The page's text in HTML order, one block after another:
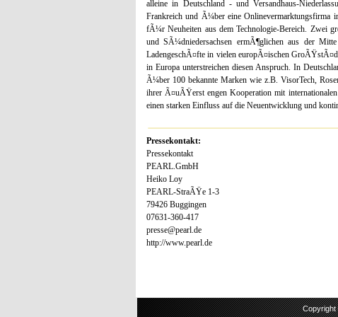
alleine in Deutschland - und Versandhaus-
Frankreich und Ã¼ber eine Onlinevermarktungsfirma
fÃ¼r Neuheiten aus dem Technologie-Bereich. Zwei
und SÃ¼dniedersachsen ermÃ¶glichen aus der
LadengeschÃ¤fte in vielen europÃ¤ischen
in Europa unterstreichen diesen Anspruch. In
Ã¼ber 100 bekannte Marken wie z.B. VisorTech,
ihrer Ã¤uÃŸerst engen Kooperation mit
einen starken Einfluss auf die Neuentwicklung und
Pressekontakt:
Pressekontakt
PEARL.GmbH
Heiko Loy
PEARL-StraÃŸe 1-3
79426 Buggingen
07631-360-417
presse@pearl.de
http://www.pearl.de